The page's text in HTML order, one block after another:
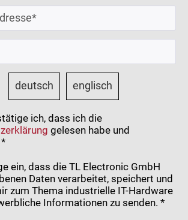
deutsch englisch
ich, dass ich die
gelesen habe und
ein, dass die TL Electronic GmbH
Daten verarbeitet, speichert und
zum Thema industrielle IT-Hardware
Informationen zu senden. *